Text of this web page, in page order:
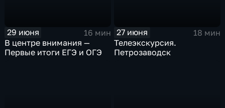
29 июня
16 мин
В центре внимания —
Первые итоги ЕГЭ и ОГЭ
27 июня
18 мин
Телеэкскурсия.
Петрозаводск